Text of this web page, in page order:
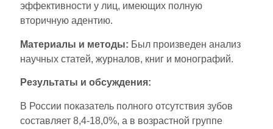
эффективности у лиц, имеющих полную
вторичную адентию.
Материалы и методы: Был произведен анализ
научных статей, журналов, книг и монографий.
Результаты и обсуждения:
В России показатель полного отсутствия зубов
составляет 8,4-18,0%, а в возрастной группе